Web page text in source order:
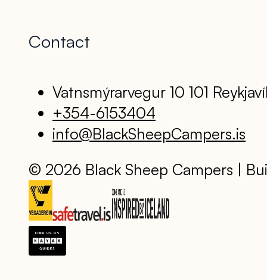
Contact
Vatnsmýrarvegur 10 101
+354-6153404
info@BlackSheepCampers.is
© 2026 Black Sheep Campers |